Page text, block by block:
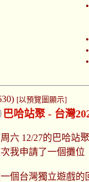
[以預覽圖顯示]
巴哈站聚 - 台灣
六 12/27的巴哈站聚
我申請了一個攤位
個台灣獨立遊戲的